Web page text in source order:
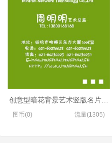
创意型暗花背景艺术竖版名片模板
图币(0) 流量(1305)